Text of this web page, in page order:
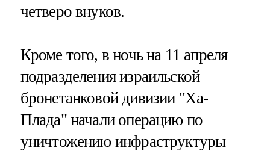
четверо внуков.
Кроме того, в ночь на 11 апреля
подразделения израильской
бронетанковой дивизии "Ха-
Плада" начали операцию по
уничтожению инфраструктуры